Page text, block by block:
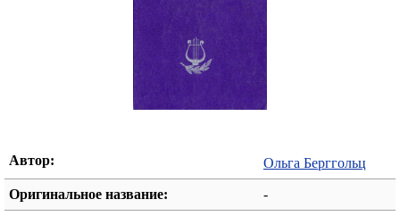
Автор: Ольга Берггольц
Оригинальное название: -